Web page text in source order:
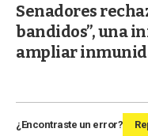
Senadores
bandidos”, una
ampliar
¿Encontraste un error?